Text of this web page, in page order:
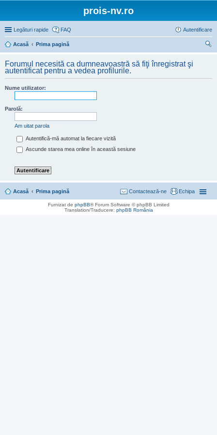
prois-nv.ro
Legături rapide FAQ Autentificare
Acasă
Prima pagină
Forumul necesită ca dumneavoastră să fiţi înregistrat şi
autentificat pentru a vedea profilurile.
Nume utilizator:
Parolă:
Am uitat parola
Autentifică-mă automat la fiecare vizită
Ascunde starea mea online în această sesiune
Acasă Prima pagină Echipa
Contactează-ne
Furnizat de phpBB® Forum Software © phpBB Limited
Translation/Traducere: phpBB România